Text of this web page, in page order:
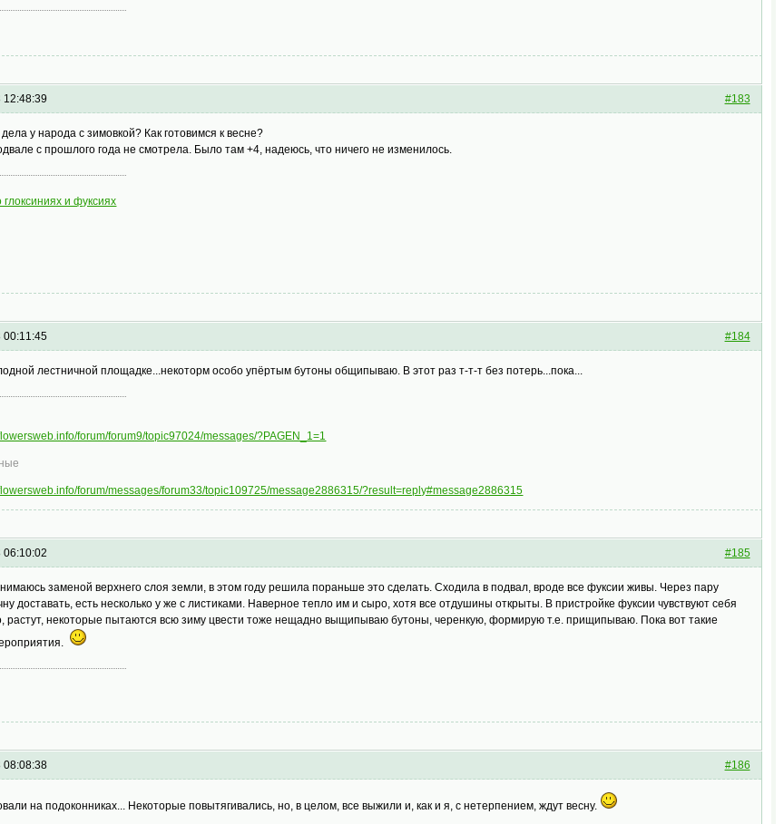
#183
12:48:39
дела у народа с зимовкой? Как готовимся к весне?
с прошлого года не смотрела. Было там +4, надеюсь, что ничего не изменилось.
и фуксиях
#184
00:11:45
лестничной площадке...некоторм особо упёртым бутоны общипываю. В этот раз т-т-т без потерь...пока...
forum/forum9/topic97024/messages/?PAGEN_1=1
forum/messages/forum33/topic109725/message2886315/?result=reply#message2886315
#185
06:10:02
заменой верхнего слоя земли, в этом году решила пораньше это сделать. Сходила в подвал, вроде все фуксии живы. Через пару
доставать, есть несколько у же с листиками. Наверное тепло им и сыро, хотя все отдушины открыты. В пристройке фуксии чувствуют себя
растут, некоторые пытаются всю зиму цвести тоже нещадно выщипываю бутоны, черенкую, формирую т.е. прищипываю. Пока вот такие
#186
08:08:38
на подоконниках... Некоторые повытягивались, но, в целом, все выжили и, как и я, с нетерпением, ждут весну.